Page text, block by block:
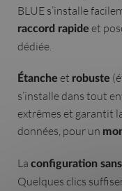
BLUE s’installe
raccord rapide et
dédiée.
Étanche et robuste
s’installe dans tout
extrêmes et garantit
données, pour un
La configuration sans
Quelques clics